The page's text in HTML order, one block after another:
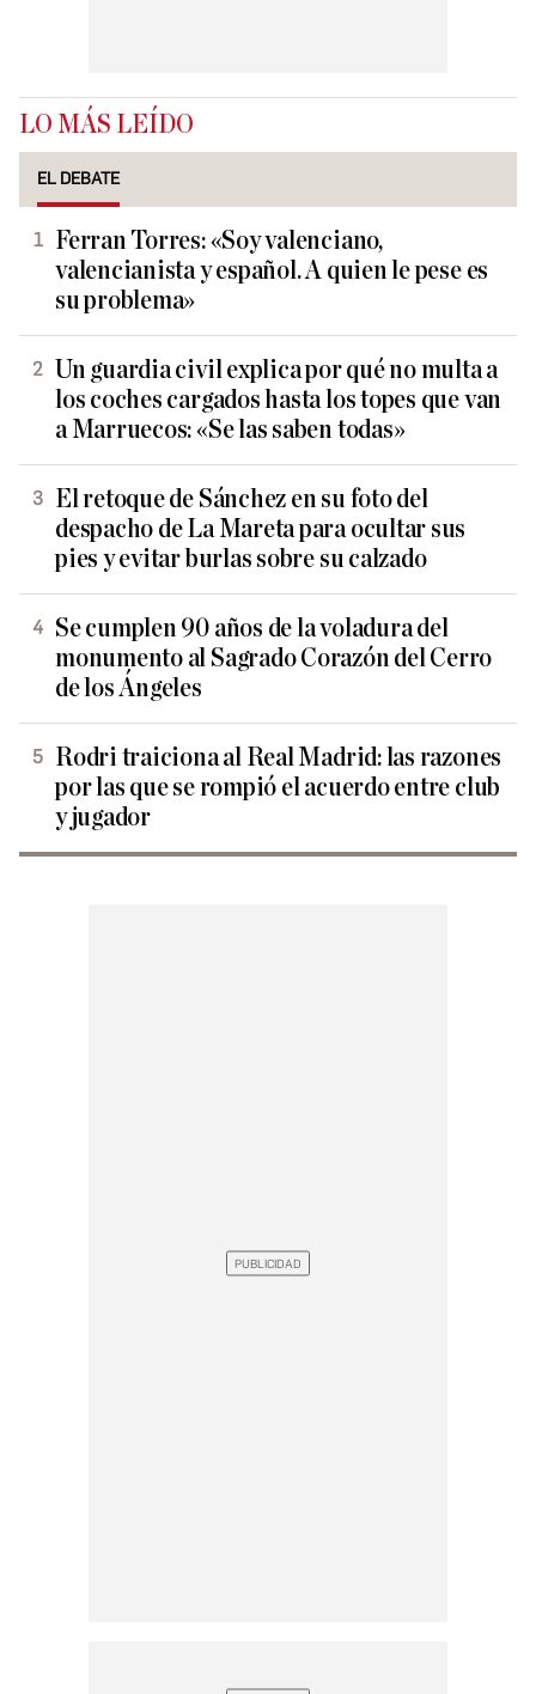
LO MÁS LEÍDO
EL DEBATE
Ferran Torres: «Soy valenciano,
valencianista y español. A quien le pese es
su problema»
Un guardia civil explica por qué no multa a
los coches cargados hasta los topes que van
a Marruecos: «Se las saben todas»
El retoque de Sánchez en su foto del
despacho de La Mareta para ocultar sus
pies y evitar burlas sobre su calzado
Se cumplen 90 años de la voladura del
monumento al Sagrado Corazón del Cerro
de los Ángeles
Rodri traiciona al Real Madrid: las razones
por las que se rompió el acuerdo entre club
y jugador